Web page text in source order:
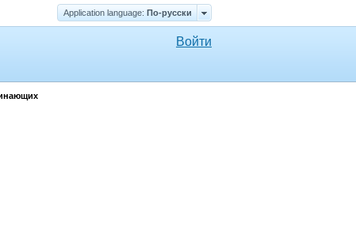
Application language: По-русски
Войти